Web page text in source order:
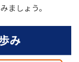
ましょう。